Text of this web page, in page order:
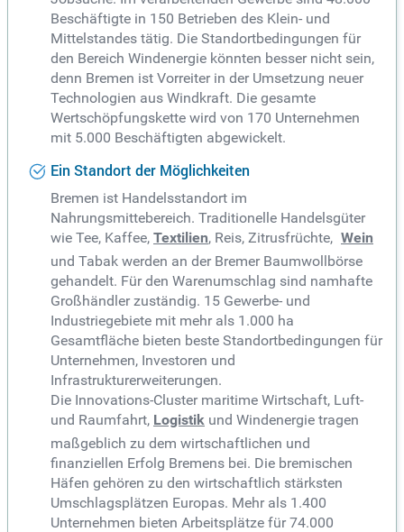
Beschäftigte in 150 Betrieben des Klein- und
Mittelstandes tätig. Die Standortbedingungen für
den Bereich Windenergie könnten besser nicht sein,
denn Bremen ist Vorreiter in der Umsetzung neuer
Technologien aus Windkraft. Die gesamte
Wertschöpfungskette wird von 170 Unternehmen
mit 5.000 Beschäftigten abgewickelt.
Ein Standort der Möglichkeiten
Bremen ist Handelsstandort im
Nahrungsmittebereich. Traditionelle Handelsgüter
wie Tee, Kaffee, Textilien, Reis, Zitrusfrüchte, Wein
und Tabak werden an der Bremer Baumwollbörse
gehandelt. Für den Warenumschlag sind namhafte
Großhändler zuständig. 15 Gewerbe- und
Industriegebiete mit mehr als 1.000 ha
Gesamtfläche bieten beste Standortbedingungen für
Unternehmen, Investoren und
Infrastrukturerweiterungen.
Die Innovations-Cluster maritime Wirtschaft, Luft-
und Raumfahrt, Logistik und Windenergie tragen
maßgeblich zu dem wirtschaftlichen und
finanziellen Erfolg Bremens bei. Die bremischen
Häfen gehören zu den wirtschaftlich stärksten
Umschlagsplätzen Europas. Mehr als 1.400
Unternehmen bieten Arbeitsplätze für 74.000